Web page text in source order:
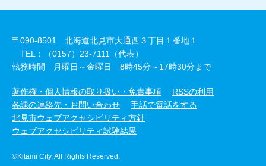
〒090-8501 北海道北見市大通西３丁目１番地１
TEL：（0157）23-7111（代表）
執務時間 月曜日～金曜日 8時45分～17時30分まで
著作権・個人情報の取り扱い・免責事項
RSSの利用
各課の連絡先・お問い合わせ
手話で電話をする
北見市ウェブアクセシビリティ方針
ウェブアクセシビリティ試験結果
©Kitami City. All Rights Reserved.